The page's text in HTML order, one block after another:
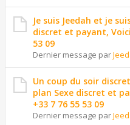
Je suis Jeedah et je
discret et payant,
53 09
Dernier message par
Un coup du soir
plan Sexe discret et
+33 7 76 55 53 09
Dernier message par